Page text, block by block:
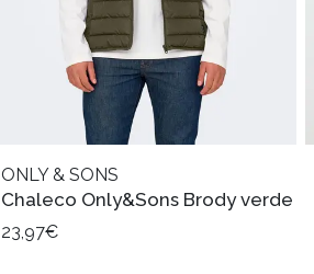
ONLY & SONS
Chaleco Only&Sons Brody verde
23,97€